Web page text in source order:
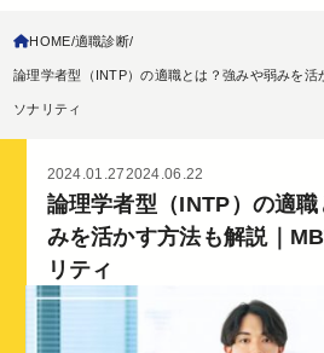
HOME 適職診断
論理学者型（INTP）の適職とは？強みや弱みを活
ソナリティ
2024.01.272024.06.22
論理学者型（INTP）の適
みを活かす方法も解説｜
リティ